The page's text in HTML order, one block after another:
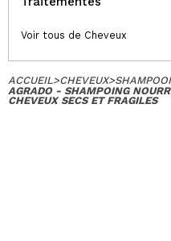
Voir tous de Cheveux
ACCUEIL>CHEVEUX>
AGRADO - SHAMPOING
CHEVEUX SECS ET FRAGILES